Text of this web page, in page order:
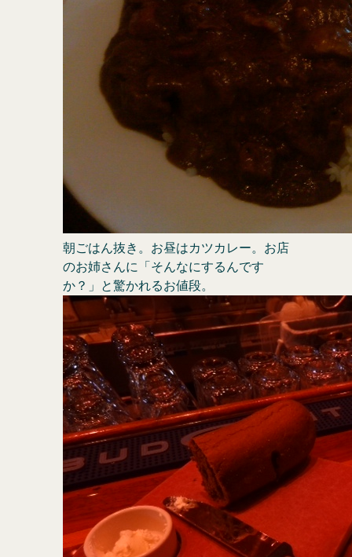
朝ごはん抜き。お昼はカツカレー。お店
のお姉さんに「そんなにするんです
か？」と驚かれるお値段。